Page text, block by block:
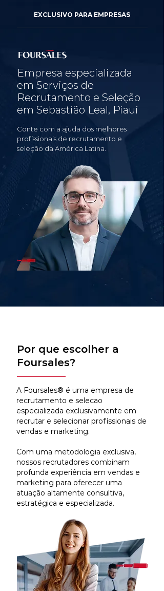
EXCLUSIVO PARA EMPRESAS
Empresa especializada
em Serviços de
Recrutamento e Seleção
em Sebastião Leal, Piauí
Conte com a ajuda dos melhores
profissionais de recrutamento e
seleção da América Latina.
Por que escolher a
Foursales?
A Foursales® é uma empresa de
recrutamento e selecao
especializada exclusivamente em
recrutar e selecionar profissionais de
vendas e marketing.
Com uma metodologia exclusiva,
nossos recrutadores combinam
profunda experiência em vendas e
marketing para oferecer uma
atuação altamente consultiva,
estratégica e especializada.